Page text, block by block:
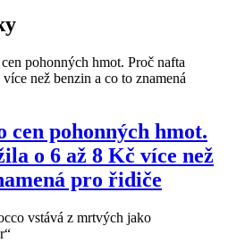
cen pohonných hmot.
o 6 až 8 Kč více než
pro řidiče